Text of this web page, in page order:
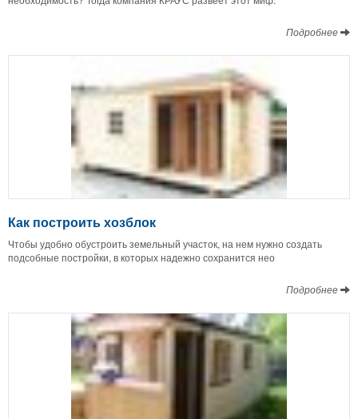
Подробнее
Как построить хозблок
Чтобы удобно обустроить земельный участок, на нем нужно создать
подсобные постройки, в которых надежно сохранится нео
Подробнее